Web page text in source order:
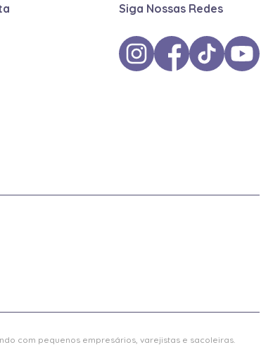
Siga Nossas Redes
com pequenos empresários, varejistas e sacoleiras.